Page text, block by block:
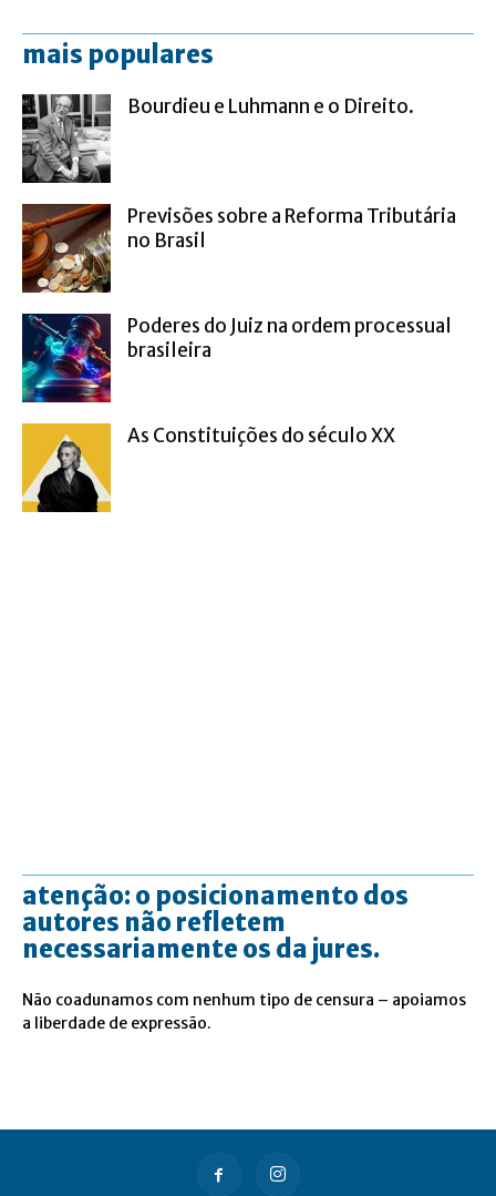
mais populares
Bourdieu e Luhmann e o Direito.
Previsões sobre a Reforma Tributária
no Brasil
Poderes do Juiz na ordem processual
brasileira
As Constituições do século XX
atenção: o posicionamento dos
autores não refletem
necessariamente os da jures.
Não coadunamos com nenhum tipo de censura – apoiamos
a liberdade de expressão.